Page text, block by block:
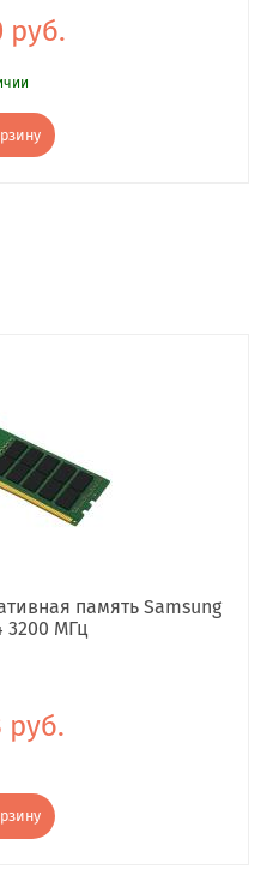
руб.
память Samsung
3200 МГц
руб.